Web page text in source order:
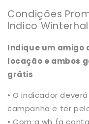
Condições
Indico
Indique um amigo
locação e ambos
grátis
• O indicador
campanha e ter